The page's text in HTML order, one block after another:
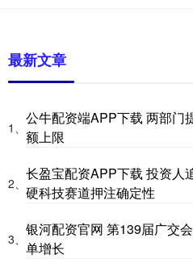
最新文章
1、
公牛配资端APP下载 两部门
额上限
2、
长盈宝配资APP下载 投资人
硬科技赛道押注确定性
3、
银河配资官网 第139届广交
单增长